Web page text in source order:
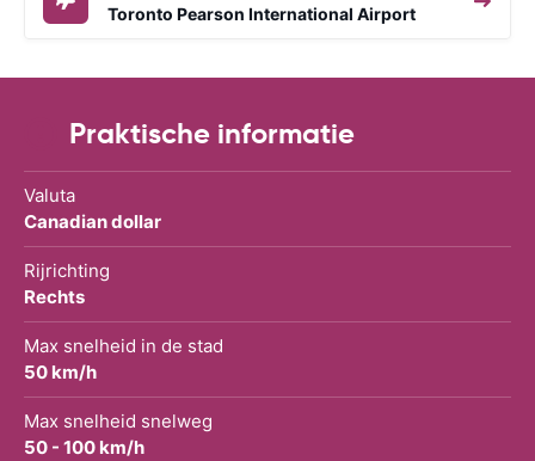
Toronto Pearson International Airport
Praktische informatie
Valuta
Canadian dollar
Rijrichting
Rechts
Max snelheid in de stad
50 km/h
Max snelheid snelweg
50 - 100 km/h